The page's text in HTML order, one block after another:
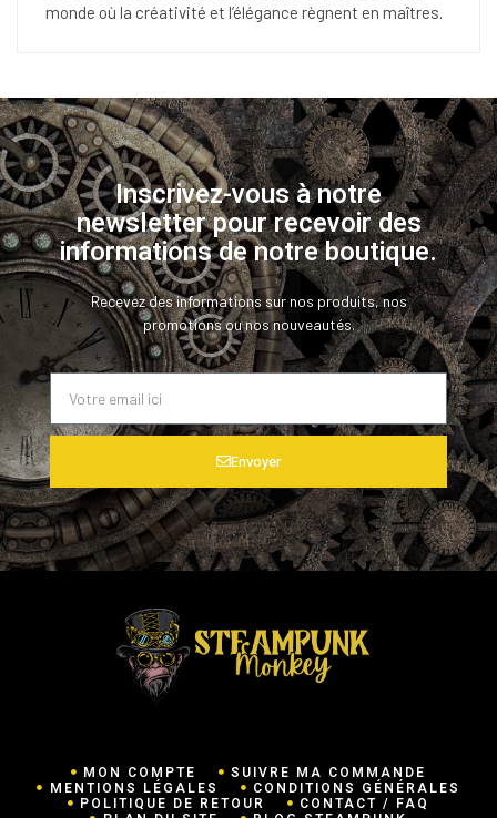
monde où la créativité et l’élégance règnent en maîtres.
Inscrivez-vous à notre
newsletter pour recevoir des
informations de notre boutique.
Recevez des informations sur nos produits, nos
promotions ou nos nouveautés.
Envoyer
MON COMPTE SUIVRE MA COMMANDE
MENTIONS LÉGALES CONDITIONS GÉNÉRALES
POLITIQUE DE RETOUR CONTACT / FAQ